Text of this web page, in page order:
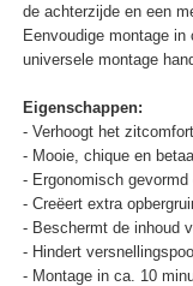
de achterzijde en een
Eenvoudige montage
universele montage
Eigenschappen:
- Verhoogt het
- Mooie, chique en
- Ergonomisch
- Creëert extra
- Beschermt de inhoud
- Hindert
- Montage in ca. 10